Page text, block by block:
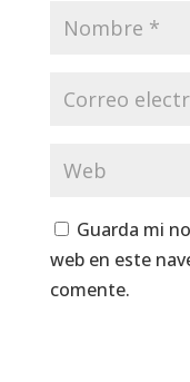
Guarda mi
web en este
comente.